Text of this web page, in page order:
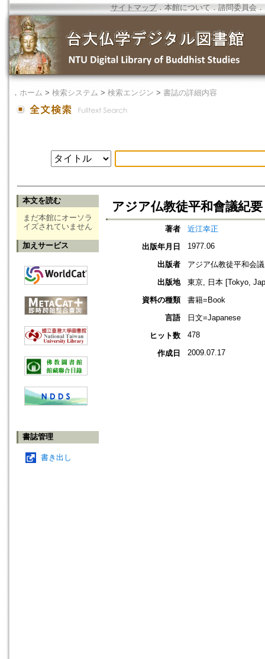
サイトマップ．本館について ． 諮問委員会 ．
． ホーム > 検索システム > 検索エンジン > 書誌の詳細内容
本文を読む
まだ本館にオーソラ
イズされていません
加えサービス
書誌管理
書き出し
アジア仏教徒平和會議紀要
著者
近江幸正
出版年月日
1977.06
出版者
アジア仏教徒平和会
出版地
東京, 日本 [Tokyo,
資料の種類
書籍=Book
言語
日文=Japanese
ヒット数
478
作成日 2009.07.17